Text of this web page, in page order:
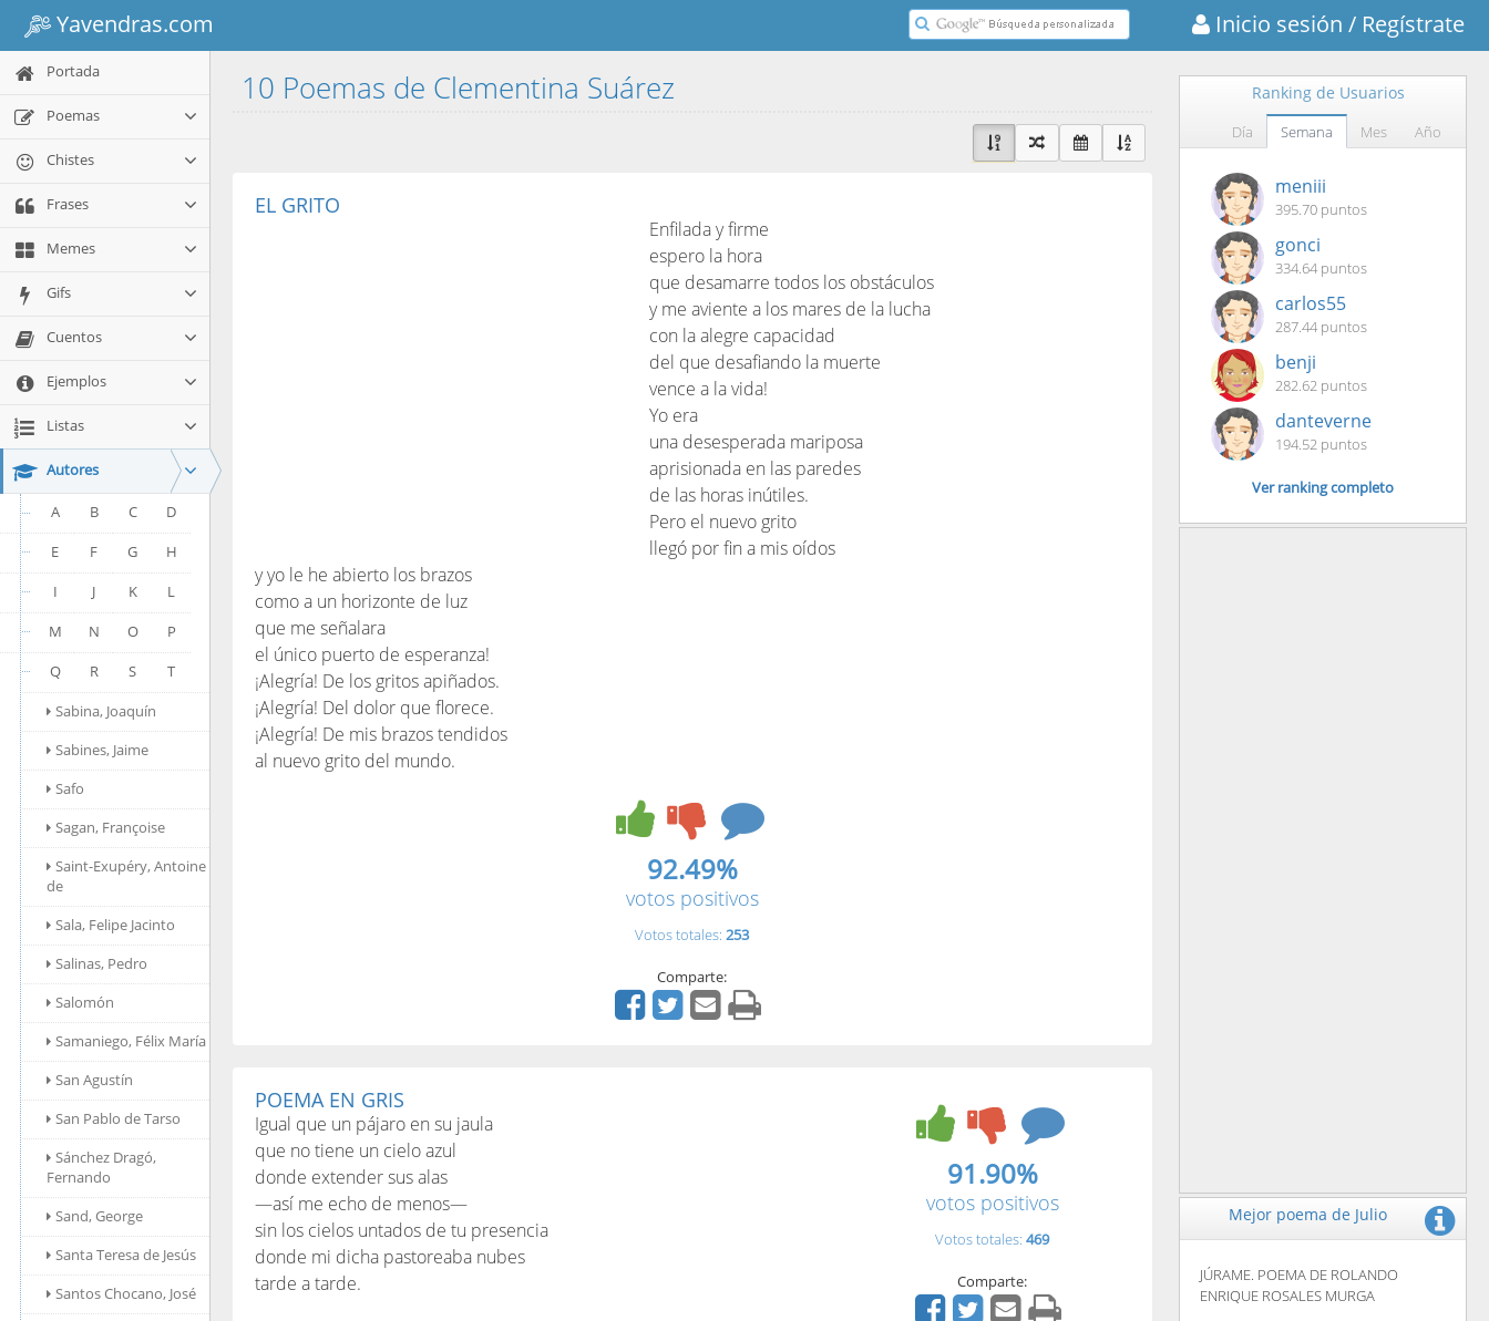
Yavendras.com Inicio sesión / Regístrate
Portada
Poemas
Chistes
Frases
Memes
Gifs
Cuentos
Ejemplos
Listas
Autores
A B C
D
E
F G
H
I
J K
L
M
N O
P
Q
R S
T
Sabina, Joaquín
Sabines, Jaime
Safo
Sagan, Françoise
Saint-Exupéry, Antoine
de
Sala, Felipe Jacinto
Salinas, Pedro
Salomón
Samaniego, Félix María
San Agustín
San Pablo de Tarso
Sánchez Dragó,
Fernando
Sand, George
Santa Teresa de Jesús
Santos Chocano, José
10 Poemas de Clementina Suárez
EL GRITO
Enfilada y firme
espero la hora
que desamarre todos los obstáculos
y me aviente a los mares de la lucha
con la alegre capacidad
del que desafiando la muerte
vence a la vida!
Yo era
una desesperada mariposa
aprisionada en las paredes
de las horas inútiles.
Pero el nuevo grito
llegó por fin a mis oídos
y yo le he abierto los brazos
como a un horizonte de luz
que me señalara
el único puerto de esperanza!
¡Alegría! De los gritos apiñados.
¡Alegría! Del dolor que florece.
¡Alegría! De mis brazos tendidos
al nuevo grito del mundo.
92.49%
votos positivos
Votos totales:253
Comparte:
POEMA EN GRIS
Igual que un pájaro en su jaula
que no tiene un cielo azul
donde extender sus alas
—así me echo de menos—
sin los cielos untados de tu presencia
donde mi dicha pastoreaba nubes
tarde a tarde.
91.90%
votos positivos
Votos totales: 469
Comparte:
Ranking de Usuarios
Día Semana Mes Año
meniii
395.70 puntos
gonci
334.64 puntos
carlos55
287.44 puntos
benji
282.62 puntos
danteverne
194.52 puntos
Ver ranking completo
Mejor poema de Julio
JÚRAME. POEMA DE ROLANDO
ENRIQUE ROSALES MURGA